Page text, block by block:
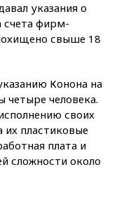
указания о
счета фирм-
свыше 18
Конона на
человека.
своих
их пластиковые
плата и
сложности около